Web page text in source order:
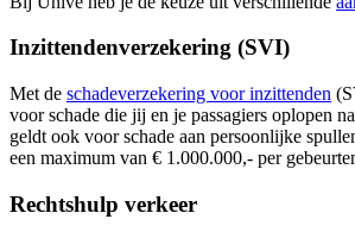
Inzittendenverzekering (SVI)
Met de schadeverzekering voor inzittenden
voor schade die jij en je passagiers oplopen
geldt ook voor schade aan persoonlijke
een maximum van € 1.000.000,- per
Rechtshulp verkeer